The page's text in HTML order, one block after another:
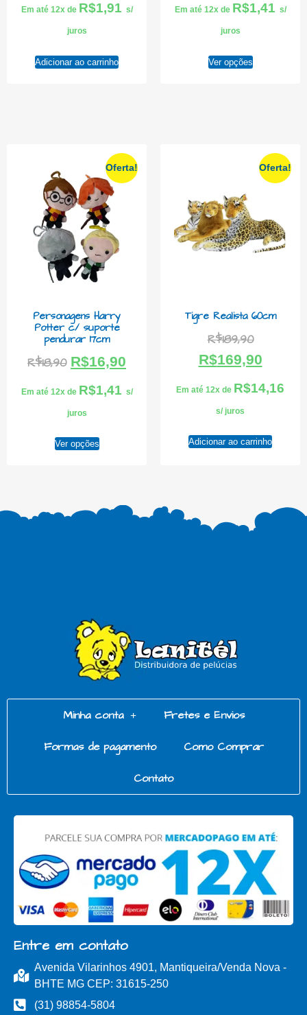
Em até 12x de R$1,91 s/
juros
Adicionar ao carrinho
Em até 12x de R$1,41 s/
juros
Ver opções
Oferta!
Personagens Harry
Potter c/ suporte
pendurar 17cm
R$18,90 R$16,90
Em até 12x de R$1,41 s/
juros
Ver opções
Oferta!
Tigre Realista 60cm
R$189,90
R$169,90
Em até 12x de R$14,16
s/ juros
Adicionar ao carrinho
Minha conta Fretes e Envios
Formas de pagamento Como Comprar
Contato
Entre em contato
Avenida Vilarinhos 4901, Mantiqueira/Venda Nova -
BHTE MG CEP: 31615-250
(31) 98854-5804